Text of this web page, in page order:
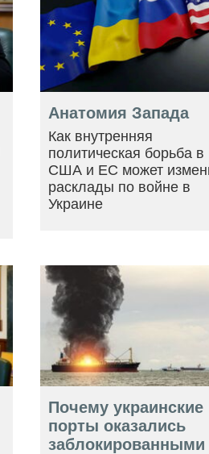
Анатомия Запада
Как внутренняя
политическая борьба в
США и ЕС может
расклады по войне в
Украине
Почему украинские
порты оказались
заблокированными